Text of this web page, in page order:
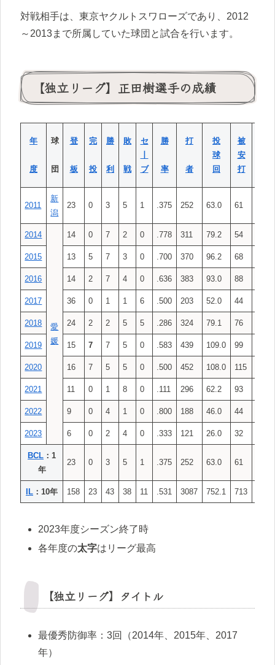
対戦相手は、東京ヤクルトスワローズであり、2012
～2013まで所属していた球団と試合を行います。
【独立リーグ】正田樹選手の成績
年
度
球
団
登
板
完
投
勝
利
敗
戦
セ
ブ
勝
率
打
者
投
球
回
被
安
打
2011
新
潟
23 0 3 5 1 .375 252 63.0 61
2014
愛
媛
14 0 7 2 0 .778 311 79.2 54
2015 13 5 7 3 0 .700 370 96.2 68
2016 14 2 7 4 0 .636 383 93.0 88
2017 36 0 1 1 6 .500 203 52.0 44
2018 24 2 2 5 5 .286 324 79.1 76
2019 15 7 7 5 0 .583 439 109.0 99
2020 16 7 5 5 0 .500 452 108.0 115
2021 11 0 1 8 0 .111 296 62.2 93
2022 9 0 4 1 0 .800 188 46.0 44
2023 6 0 2 4 0 .333 121 26.0 32
BCL ：1
年
23 0 3 5 1 .375 252 63.0 61
IL ：10年 158 23 43 38 11 .531 3087 752.1 713
2023年度シーズン終了時
各年度の太字はリーグ最高
【独立リーグ】タイトル
最優秀防御率：3回（2014年、2015年、2017
年）